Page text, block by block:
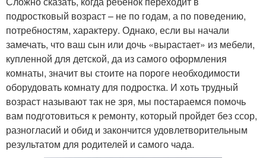
подростковый возраст – не по годам, а по поведению,
потребностям, характеру. Однако, если вы начали
замечать, что ваш сын или дочь «вырастает» из мебели,
купленной для детской, да из самого оформления
комнаты, значит вы стоите на пороге необходимости
оборудовать комнату для подростка. И хоть трудный
возраст называют так не зря, мы постараемся помочь
вам подготовиться к ремонту, который пройдет без ссор,
разногласий и обид и закончится удовлетворительным
результатом для родителей и самого чада.